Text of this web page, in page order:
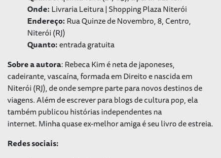
Onde:Livraria Leitura | Shopping Plaza Niterói
Endereço:Rua Quinze de Novembro, 8, Centro,
Niterói (RJ)
Quanto:entrada gratuita
Sobre a autora: Rebeca Kim é neta de japoneses,
cadeirante, vascaína, formada em Direito e nascida em
Niterói (RJ), de onde sempre parte para novos destinos de
viagens. Além de escrever para blogs de cultura pop, ela
também publicou histórias independentes na
internet.Minha quase ex-melhor amigaé seu livro de estreia.
Redes sociais: